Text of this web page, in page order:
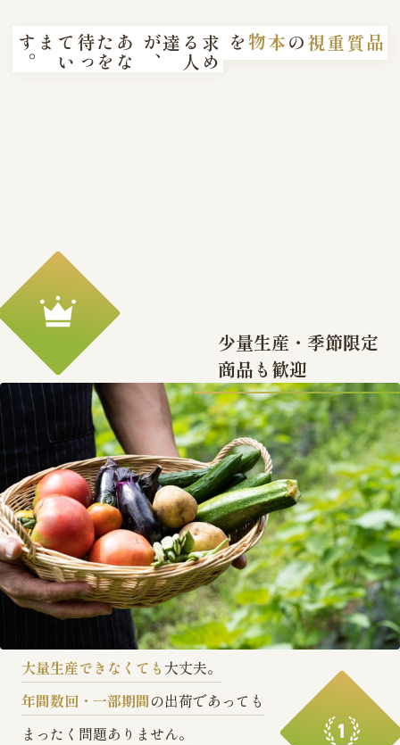
品質重視
の
本物
を
求
め
る
人
達が
、
あ
な
た
を
待
っ
て
い
ます
。
少量生産・季節限定
商品も歓迎
大量生産できなくても 大丈夫。
年間数回・一部期間の出荷であっても
まったく問題ありません。